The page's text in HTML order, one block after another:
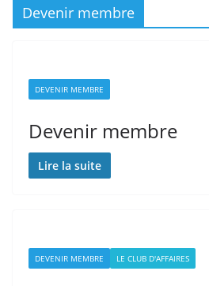
Devenir membre
DEVENIR MEMBRE
Devenir membre
Lire la suite
DEVENIR MEMBRE LE CLUB D'AFFAIRES